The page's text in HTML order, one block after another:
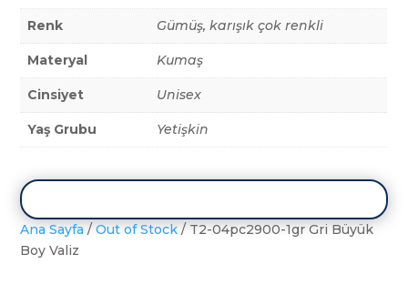
Renk Gümüş, karışık çok renkli
Materyal Kumaş
Cinsiyet Unisex
Yaş Grubu Yetişkin
Ana Sayfa /Out of Stock / T2-04pc2900-1gr Gri Büyük
Boy Valiz